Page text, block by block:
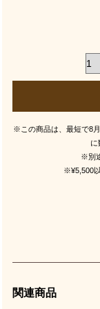
※この商品は、最短で8
に
※別
※¥5,500
関連商品